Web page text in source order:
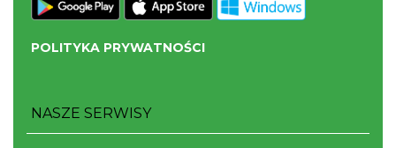
POLITYKA PRYWATNOŚCI
NASZE SERWISY